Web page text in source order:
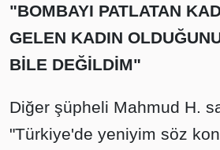
"BOMBAYI PATLATAN
GELEN KADIN
BİLE DEĞİLDİM"
Diğer şüpheli Mahmud H.
"Türkiye'de yeniyim söz